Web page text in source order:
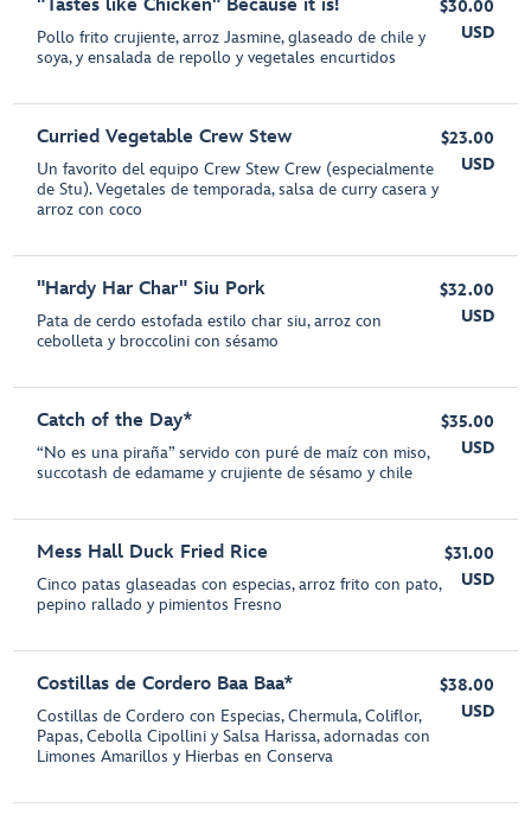
"Tastes like Chicken" Because it is!
Pollo frito crujiente, arroz Jasmine, glaseado de chile y
soya, y ensalada de repollo y vegetales encurtidos
$30.00
USD
Curried Vegetable Crew Stew
Un favorito del equipo Crew Stew Crew (especialmente
de Stu). Vegetales de temporada, salsa de curry casera y
arroz con coco
$23.00
USD
"Hardy Har Char" Siu Pork
Pata de cerdo estofada estilo char siu, arroz con
cebolleta y broccolini con sésamo
$32.00
USD
Catch of the Day*
“No es una piraña” servido con puré de maíz con miso,
succotash de edamame y crujiente de sésamo y chile
$35.00
USD
Mess Hall Duck Fried Rice
Cinco patas glaseadas con especias, arroz frito con pato,
pepino rallado y pimientos Fresno
$31.00
USD
Costillas de Cordero Baa Baa*
Costillas de Cordero con Especias, Chermula, Coliflor,
Papas, Cebolla Cipollini y Salsa Harissa, adornadas con
Limones Amarillos y Hierbas en Conserva
$38.00
USD